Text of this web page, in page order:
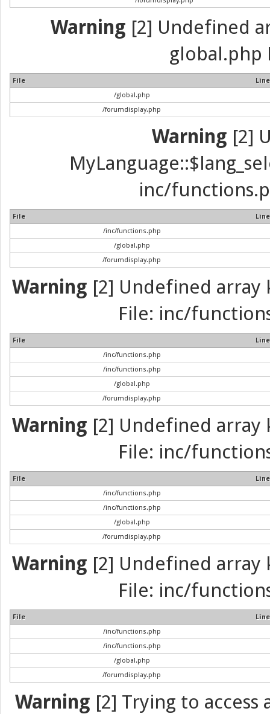
Warning [2] Undefined
global.php
File
Line
/global.php
/forumdisplay.php
Warning [2]
inc/
File
Line
/inc/functions.php
/global.php
/forumdisplay.php
Warning [2] Undefined array
File: inc/
File
Line
/inc/functions.php
/inc/functions.php
/global.php
/forumdisplay.php
Warning [2] Undefined array
File: inc/
File
Line
/inc/functions.php
/inc/functions.php
/global.php
/forumdisplay.php
Warning [2] Undefined array
File: inc/
File
Line
/inc/functions.php
/inc/functions.php
/global.php
/forumdisplay.php
Warning [2] Trying to